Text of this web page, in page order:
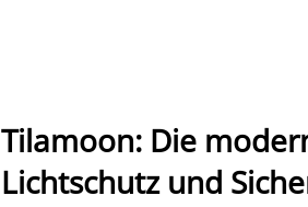
Tilamoon: Die
Lichtschutz und